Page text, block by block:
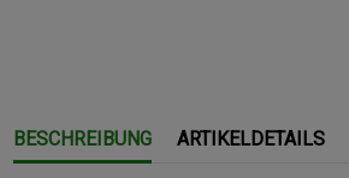
BESCHREIBUNG ARTIKELDETAILS